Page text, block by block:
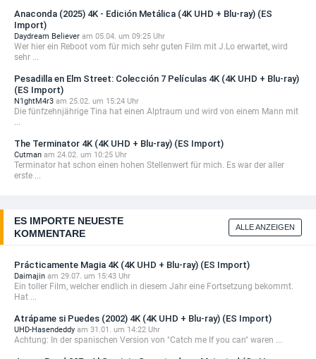
32,99 EUR
+ Details
VORBESTELLBAR
...
+ Details
Star Wars: The Mandalorian and Grogu 4K
(Limited ...
149,99 EUR
Star Wars: The Mandalorian and Grogu 4K
(Limited ...
AUSVERKAUFT
40,99 EUR
+ Details
Anaconda (2025) 4K - Edición Metálica (4K UHD + Blu-ray) (ES
Import)
Daydream Believer am 05.04. um 09:25 Uhr
Wer hier ein Reboot vom für mich sehr guten Film mit J.Lo erwartet, wird
sehr ...
Pesadilla en Elm Street: Colección 7 Películas 4K (4K UHD + Blu-ray)
(ES Import)
N1ghtM4r3 am 25.02. um 15:24 Uhr
Die fünfzehnjährige Tina hat einen Alptraum und wird von einem Mann mit
...
The Terminator 4K (4K UHD + Blu-ray) (ES Import)
Cutman am 24.02. um 10:25 Uhr
Terminator hat schon einen hohen Stellenwert für mich. Es war der aller
erste ...
ES IMPORTE NEUESTE
KOMMENTARE
ALLE ANZEIGEN
Prácticamente Magia 4K (4K UHD + Blu-ray) (ES Import)
Daimajin am 29.07. um 15:43 Uhr
Ein toller Film, welcher endlich in diesem Jahr eine Fortsetzung bekommt.
Hat ...
Atrápame si Puedes (2002) 4K (4K UHD + Blu-ray) (ES Import)
UHD-Hasendeddy am 31.01. um 14:22 Uhr
Achtung: In der spanischen Version von "Catch me If you can" waren ...